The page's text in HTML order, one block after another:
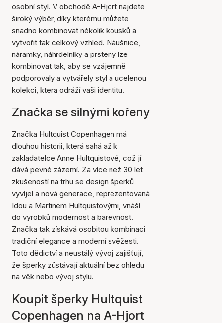
osobní styl. V obchodě A-Hjort najdete
široký výběr, díky kterému můžete
snadno kombinovat několik kousků a
vytvořit tak celkový vzhled. Náušnice,
náramky, náhrdelníky a prsteny lze
kombinovat tak, aby se vzájemně
podporovaly a vytvářely styl a ucelenou
kolekci, která odráží vaši identitu.
Značka se silnými kořeny
Značka Hultquist Copenhagen má
dlouhou historii, která sahá až k
zakladatelce Anne Hultquistové, což jí
dává pevné zázemí. Za více než 30 let
zkušeností na trhu se design šperků
vyvíjel a nová generace, reprezentovaná
Idou a Martinem Hultquistovými, vnáší
do výrobků modernost a barevnost.
Značka tak získává osobitou kombinaci
tradiční elegance a moderní svěžesti.
Toto dědictví a neustálý vývoj zajišťují,
že šperky zůstávají aktuální bez ohledu
na věk nebo vývoj stylu.
Koupit šperky Hultquist
Copenhagen na A-Hjort